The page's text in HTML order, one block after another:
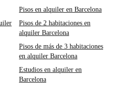
Pisos en alquiler en Barcelona
Pisos de 2 habitaciones en
alquiler Barcelona
Pisos de más de 3 habitaciones
en alquiler Barcelona
Estudios en alquiler en
Barcelona